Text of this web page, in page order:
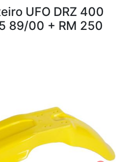
UFO DRZ 400
89/00 + RM 250